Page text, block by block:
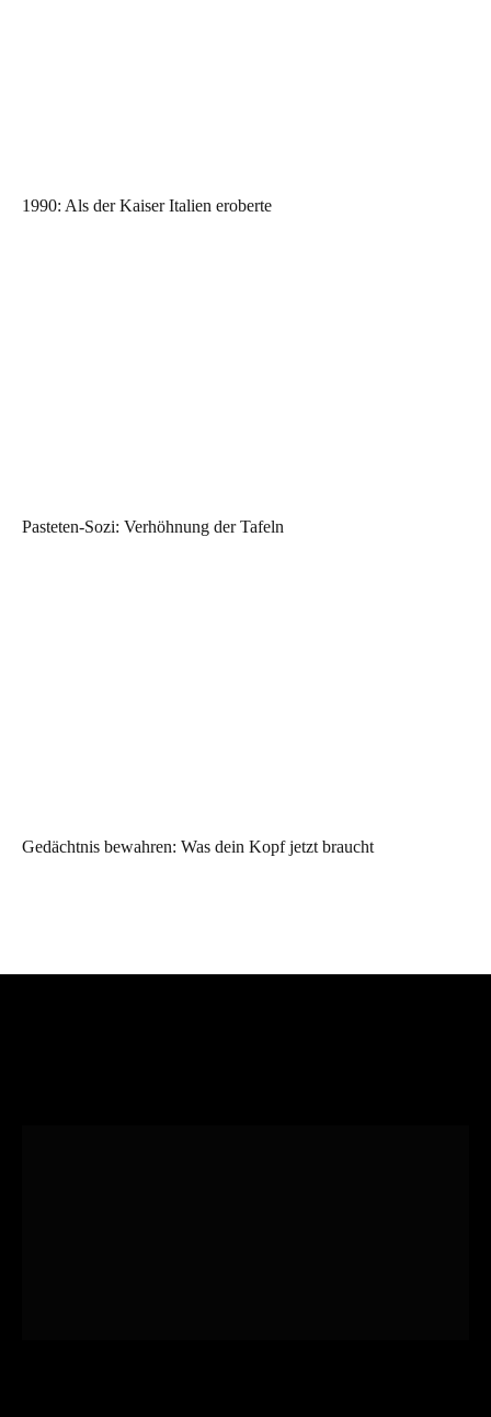
1990: Als der Kaiser Italien eroberte
Pasteten-Sozi: Verhöhnung der Tafeln
Gedächtnis bewahren: Was dein Kopf jetzt braucht